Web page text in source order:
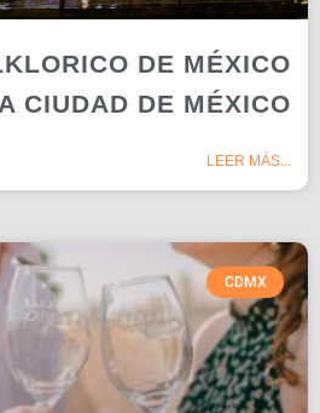
DE MÉXICO
CIUDAD DE MÉXICO
LEER MÁS...
CDMX